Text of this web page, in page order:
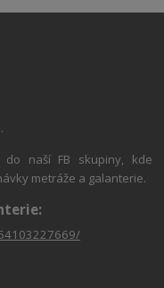
.
naší FB skupiny, kde
metráže a galanterie.